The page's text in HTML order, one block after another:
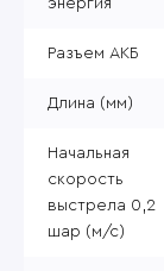
Разъем АКБ
Длина (мм)
Начальная
скорость
выстрела 0,2
шар (м/с)